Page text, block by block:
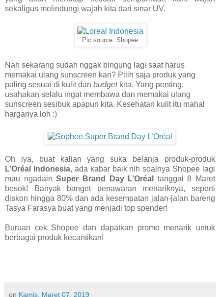
sekaligus melindungi wajah kita dari sinar UV.
Pic source: Shopee
Nah sekarang sudah nggak bingung lagi saat harus
memakai ulang sunscreen kan? Pilih saja produk yang
paling sesuai di kulit dan budget kita. Yang penting,
usahakan selalu ingat membawa dan memakai ulang
sunscreen sesibuk apapun kita. Kesehatan kulit itu mahal
harganya loh :)
Oh iya, buat kalian yang suka belanja produk-produk
L’Oréal Indonesia, ada kabar baik nih soalnya Shopee lagi
mau ngadainSuper Brand Day L’Oréal
tanggal 8 Maret
besok! Banyak banget penawaran menariknya, seperti
diskon hingga 80% dan ada kesempatan jalan-jalan bareng
Tasya Farasya buat yang menjadi top spender!
Buruan cek Shopee dan dapatkan promo menarik untuk
berbagai produk kecantikan!
on Kamis, Maret 07, 2019